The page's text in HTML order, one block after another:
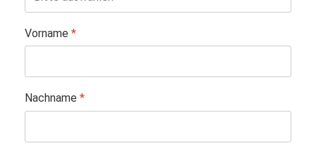
Vorname *
Nachname *